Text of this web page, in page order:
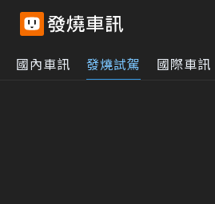
國內車訊 發燒試駕 國際車訊